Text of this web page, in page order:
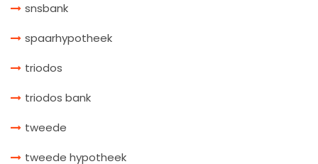
snsbank
spaarhypotheek
triodos
triodos bank
tweede
tweede hypotheek